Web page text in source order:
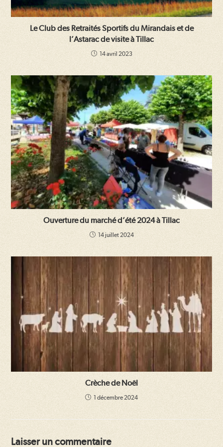
Le Club des Retraités Sportifs du Mirandais et de
l’Astarac de visite à Tillac
14 avril 2023
Ouverture du marché d’été 2024 à Tillac
14 juillet 2024
Crèche de Noël
1 décembre 2024
Laisser un commentaire